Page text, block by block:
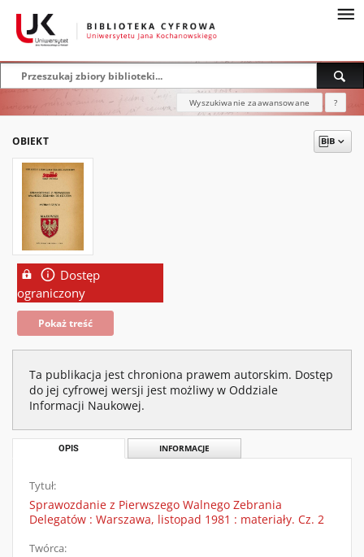
Wyszukiwanie zaawansowane ?
OBIEKT
Dostęp
ograniczony
Pokaż treść
Ta publikacja jest chroniona prawem autorskim. Dostęp
do jej cyfrowej wersji jest możliwy w Oddziale
Informacji Naukowej.
OPIS INFORMACJE
Tytuł:
Sprawozdanie z Pierwszego Walnego Zebrania
Delegatów : Warszawa, listopad 1981 : materiały. Cz. 2
Twórca: